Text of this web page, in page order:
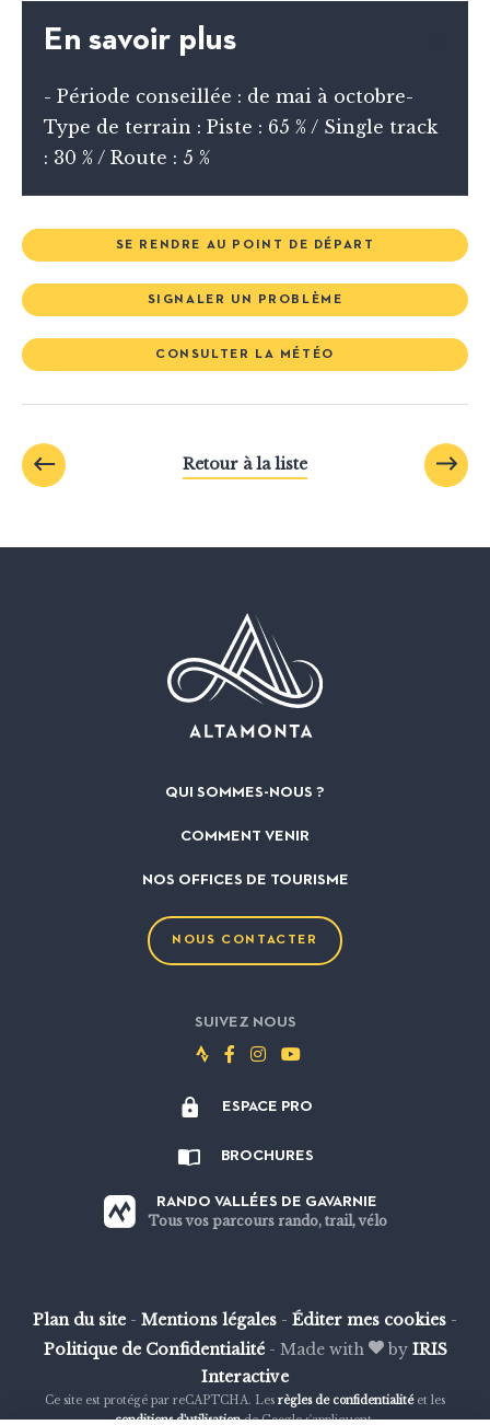
En savoir plus
- Période conseillée : de mai à octobre-
Type de terrain : Piste : 65 % / Single track
: 30 % / Route : 5 %
SE RENDRE AU POINT DE DÉPART
SIGNALER UN PROBLÈME
CONSULTER LA MÉTÉO
Retour à la liste
QUI SOMMES-NOUS ?
COMMENT VENIR
NOS OFFICES DE TOURISME
NOUS CONTACTER
SUIVEZ NOUS
Suivez-
Strava
Suivez-
Facebook
Suivez-
Instagram
Suivez-
Youtube
ESPACE PRO
BROCHURES
RANDO VALLÉES DE GAVARNIE
Tous vos parcours rando, trail, vélo
Plan du site - Mentions légales - Éditer mes cookies -
Politique de Confidentialité - Made with by IRIS
Interactive
Ce site est protégé par reCAPTCHA. Les règles de confidentialitéet les
conditions d'utilisationde Google s'appliquent.